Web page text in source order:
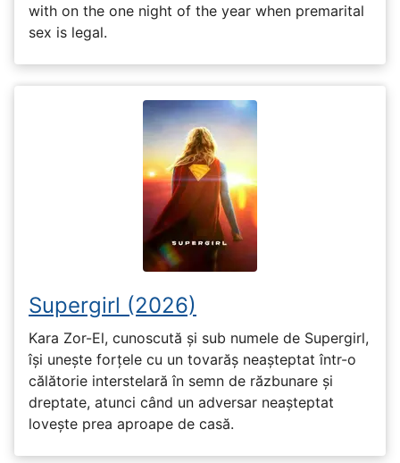
with on the one night of the year when premarital
sex is legal.
Supergirl (2026)
Kara Zor-El, cunoscută și sub numele de Supergirl,
își unește forțele cu un tovarăș neașteptat într-o
călătorie interstelară în semn de răzbunare și
dreptate, atunci când un adversar neașteptat
lovește prea aproape de casă.